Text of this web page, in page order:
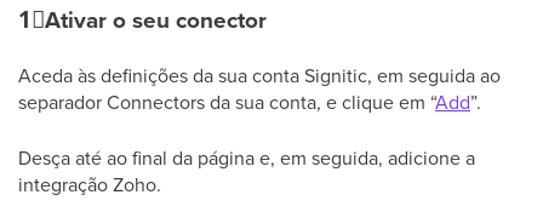
1⃣Ativar o seu conector
Aceda às definições da sua conta Signitic, em seguida ao
separador Connectors da sua conta, e clique em “Add”.
Desça até ao final da página e, em seguida, adicione a
integração Zoho.